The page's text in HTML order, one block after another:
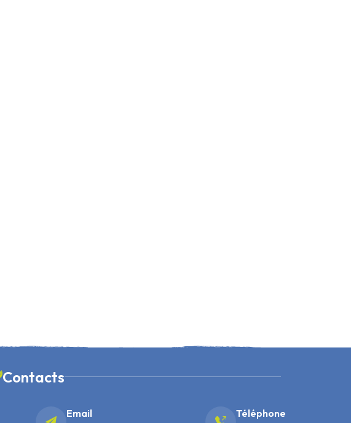
Contacts
Email Téléphone